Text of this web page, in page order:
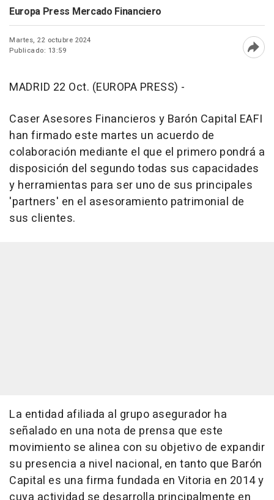
Europa Press Mercado Financiero
Martes, 22 octubre 2024
Publicado: 13:59
MADRID 22 Oct. (EUROPA PRESS) -
Caser Asesores Financieros y Barón Capital EAFI
han firmado este martes un acuerdo de
colaboración mediante el que el primero pondrá a
disposición del segundo todas sus capacidades
y herramientas para ser uno de sus principales
'partners' en el asesoramiento patrimonial de
sus clientes.
La entidad afiliada al grupo asegurador ha
señalado en una nota de prensa que este
movimiento se alinea con su objetivo de expandir
su presencia a nivel nacional, en tanto que Barón
Capital es una firma fundada en Vitoria en 2014 y